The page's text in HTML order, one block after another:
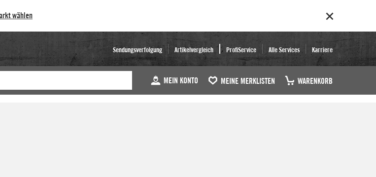
wählen
Sendungsverfolgung Artikelvergleich ProfiService Alle Services Karriere
MEIN KONTO MEINE MERKLISTEN WARENKORB